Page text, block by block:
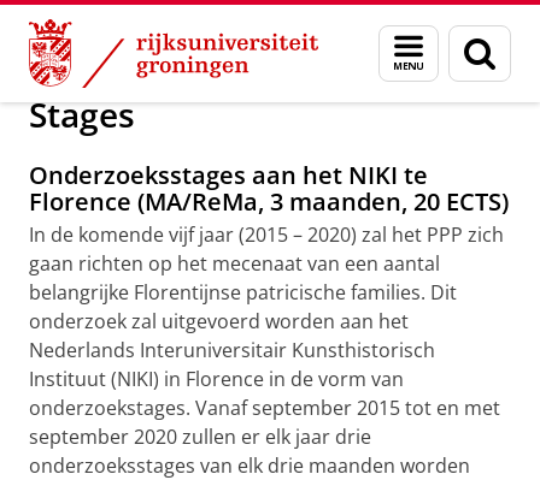
Skip
Content
Skip
Navigation
Menu
en
zoeken
Onderzoek
Stages
Onderzoeksstages aan het NIKI te
Florence (MA/ReMa, 3 maanden, 20 ECTS)
In de komende vijf jaar (2015 – 2020) zal het PPP zich
gaan richten op het mecenaat van een aantal
belangrijke Florentijnse patricische families. Dit
onderzoek zal uitgevoerd worden aan het
Nederlands Interuniversitair Kunsthistorisch
Instituut (NIKI) in Florence in de vorm van
onderzoekstages. Vanaf september 2015 tot en met
september 2020 zullen er elk jaar drie
onderzoeksstages van elk drie maanden worden